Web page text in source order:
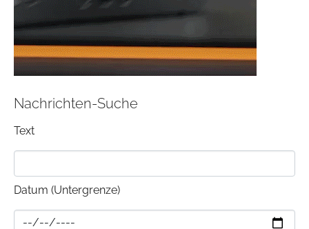
Nachrichten-Suche
Text
Datum (Untergrenze)